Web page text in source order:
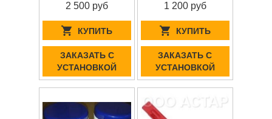
2 500 руб
КУПИТЬ
ЗАКАЗАТЬ С
УСТАНОВКОЙ
1 200 руб
КУПИТЬ
ЗАКАЗАТЬ С
УСТАНОВКОЙ